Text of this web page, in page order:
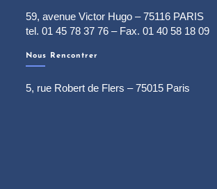
59, avenue Victor Hugo – 75116 PARIS
tel. 01 45 78 37 76 – Fax. 01 40 58 18 09
Nous Rencontrer
5, rue Robert de Flers – 75015 Paris